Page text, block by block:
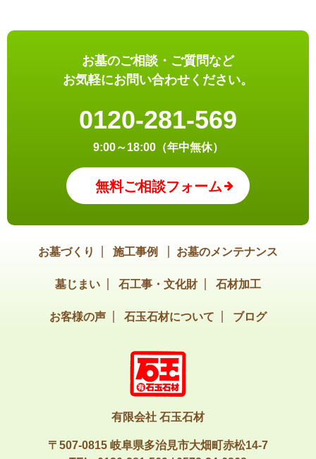
お墓のご相談・ご質問など
お気軽にお問い合わせください。
0120-281-569
9:00～18:00（年中無休）
無料ご相談フォーム
お墓づくり 施工事例 お墓のメンテナンス
墓じまい 石工事・文化財 石材加工
お客様の声 石玉石材について ブログ
有限会社 石玉石材
〒507-0815 岐阜県多治見市大畑町赤松14-7